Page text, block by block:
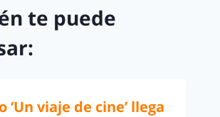
te puede
‘Un viaje de cine’ llega